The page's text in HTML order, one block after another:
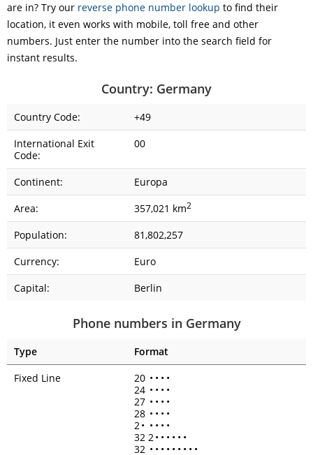
are in? Try our reverse phone number lookup to find their
location, it even works with mobile, toll free and other
numbers. Just enter the number into the search field for
instant results.
Country: Germany
Country Code:
+49
International Exit
Code:
00
Continent:
Europa
Area:
357,021 km2
Population:
81,802,257
Currency:
Euro
Capital:
Berlin
Phone numbers in Germany
Type
Format
Fixed Line
20 • • • •
24 • • • •
27 • • • •
28 • • • •
2• • • • •
32 2• • • • • •
32 • • • • • • • • •